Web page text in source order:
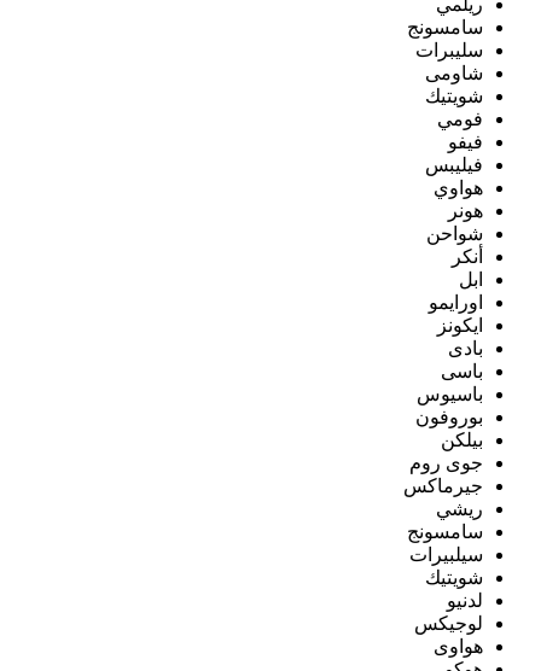
ريلمي
سامسونج
سليبرات
شاومى
شويتيك
فومي
فيفو
فيليبس
هواوي
هونر
شواحن
أنكر
ابل
اورايمو
ايكونز
بادى
باسى
باسيوس
بوروفون
بيلكن
جوى روم
جيرماكس
ريشي
سامسونج
سيلبيرات
شويتيك
لدنيو
لوجيكس
هواوى